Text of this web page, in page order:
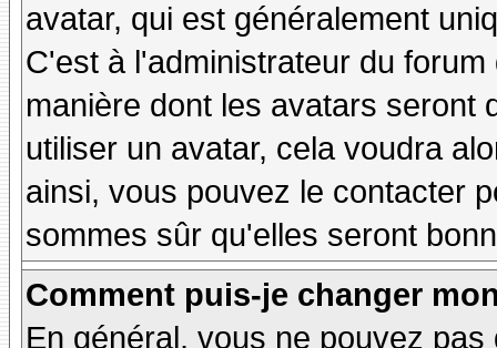
avatar, qui est généralement
C'est à l'administrateur du
manière dont les avatars seront
utiliser un avatar, cela voudra
ainsi, vous pouvez le contacter
sommes sûr qu'elles seront
Comment puis-je changer
En général, vous ne pouvez